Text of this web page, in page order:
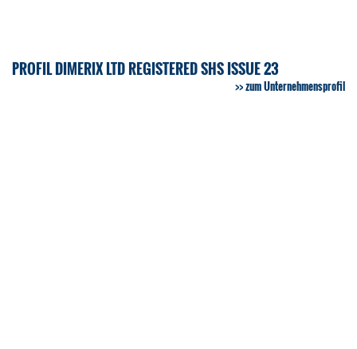
PROFIL DIMERIX LTD REGISTERED SHS ISSUE 23
zum Unternehmensprofil